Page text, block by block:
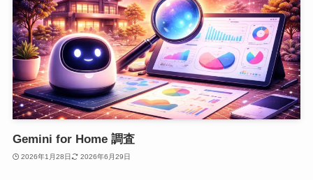
Gemini for Home 調査
2026年1月28日 2026年6月29日